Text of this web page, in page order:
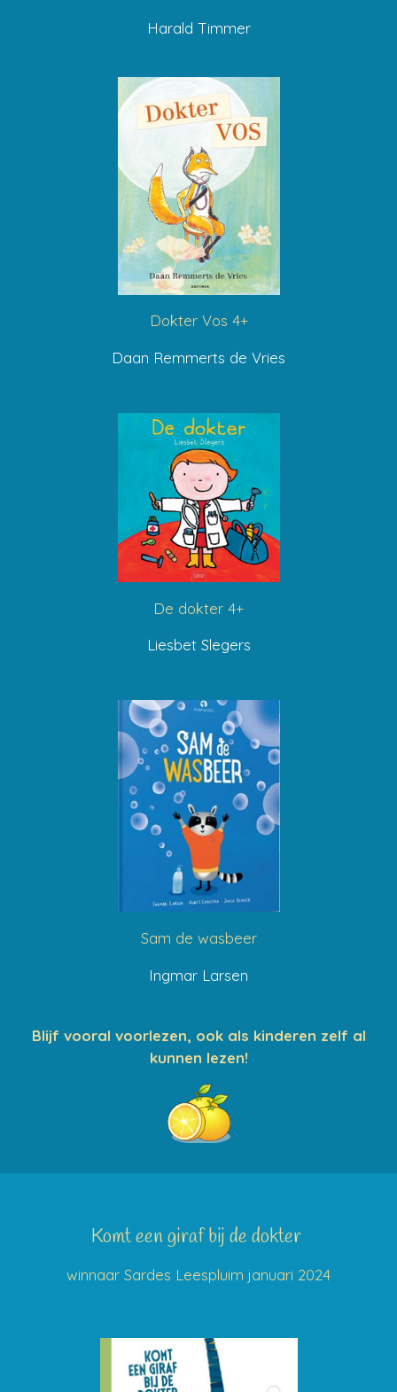
Harald Timmer
Dokter Vos 4+
Daan Remmerts de Vries
De dokter 4+
Liesbet Slegers
Sam de wasbeer
Ingmar Larsen
Blijf vooral voorlezen, ook als kinderen zelf al
kunnen lezen!
Komt een giraf bij de dokter
winnaar Sardes Leespluim januari 2024